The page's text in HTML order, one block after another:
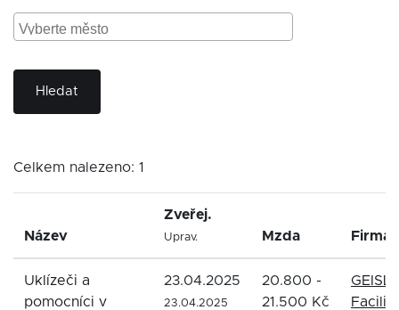
Hledat
Celkem nalezeno: 1
Název
Zveřej.
Uprav. Mzda Firma
Uklízeči a
pomocníci v
23.04.2025
23.04.2025
20.800 -
21.500 Kč
Facility